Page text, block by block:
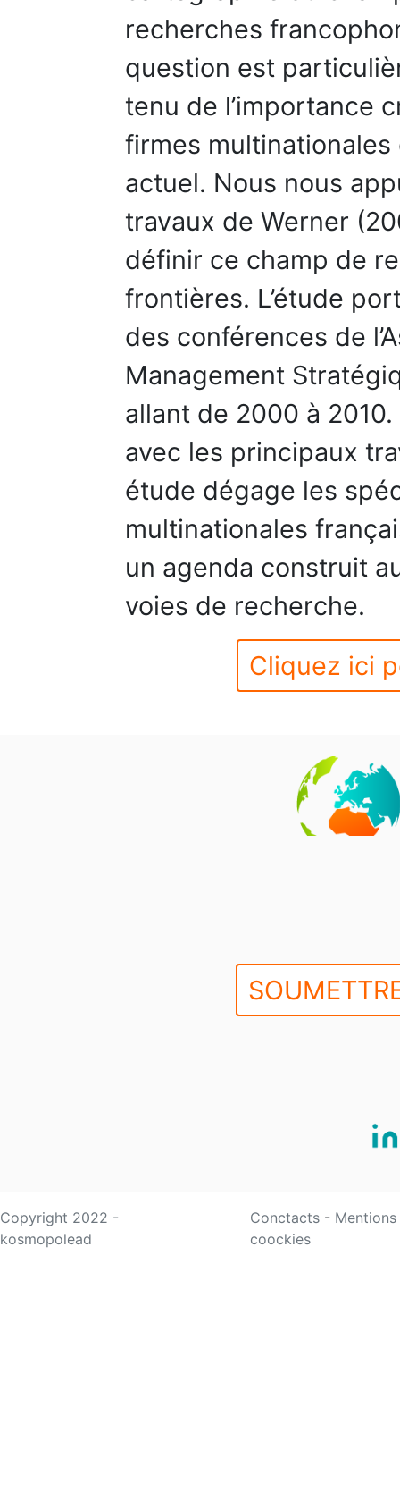
recherches
question est
tenu de l’importance
firmes
actuel. Nous nous
travaux de Werner
définir ce champ de
frontières. L’étude
des conférences de
Management
allant de 2000 à
avec les principaux
étude dégage les
multinationales
un agenda construit
voies de recherche.
Cliquez ici
Copyright 2022 -
kosmopolead
Conctacts -
coockies